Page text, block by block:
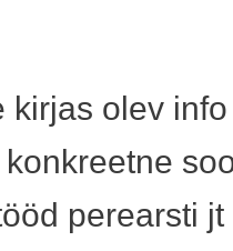
kirjas olev
perearsti jt